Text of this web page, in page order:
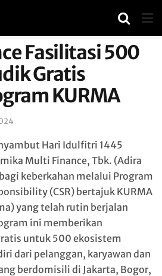
Fasilitasi 500
Gratis
KURMA
Hari Idulfitri 1445
Multi Finance, Tbk. (Adira
keberkahan melalui Program
(CSR) bertajuk KURMA
yang telah rutin berjalan
ini memberikan
untuk 500 ekosistem
dari pelanggan, karyawan dan
berdomisili di Jakarta, Bogor,